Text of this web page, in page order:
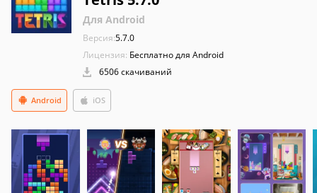
Для Android
Версия:5.7.0
Лицензия: Бесплатно для Android
6506 скачиваний
Android iOS